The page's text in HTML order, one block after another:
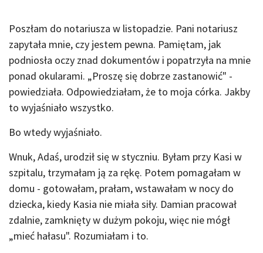
Poszłam do notariusza w listopadzie. Pani notariusz
zapytała mnie, czy jestem pewna. Pamiętam, jak
podniosła oczy znad dokumentów i popatrzyła na mnie
ponad okularami. „Proszę się dobrze zastanowić" -
powiedziała. Odpowiedziałam, że to moja córka. Jakby
to wyjaśniało wszystko.
Bo wtedy wyjaśniało.
Wnuk, Adaś, urodził się w styczniu. Byłam przy Kasi w
szpitalu, trzymałam ją za rękę. Potem pomagałam w
domu - gotowałam, prałam, wstawałam w nocy do
dziecka, kiedy Kasia nie miała siły. Damian pracował
zdalnie, zamknięty w dużym pokoju, więc nie mógł
„mieć hałasu". Rozumiałam i to.